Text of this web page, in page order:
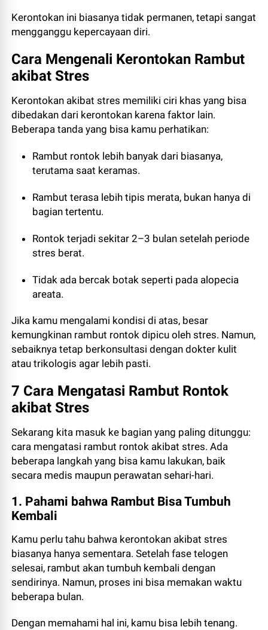
Kerontokan ini biasanya tidak permanen, tetapi sangat
mengganggu kepercayaan diri.
Cara Mengenali Kerontokan Rambut
akibat Stres
Kerontokan akibat stres memiliki ciri khas yang bisa
dibedakan dari kerontokan karena faktor lain.
Beberapa tanda yang bisa kamu perhatikan:
Rambut rontok lebih banyak dari biasanya,
terutama saat keramas.
Rambut terasa lebih tipis merata, bukan hanya di
bagian tertentu.
Rontok terjadi sekitar 2–3 bulan setelah periode
stres berat.
Tidak ada bercak botak seperti pada alopecia
areata.
Jika kamu mengalami kondisi di atas, besar
kemungkinan rambut rontok dipicu oleh stres. Namun,
sebaiknya tetap berkonsultasi dengan dokter kulit
atau trikologis agar lebih pasti.
7 Cara Mengatasi Rambut Rontok
akibat Stres
Sekarang kita masuk ke bagian yang paling ditunggu:
cara mengatasi rambut rontok akibat stres. Ada
beberapa langkah yang bisa kamu lakukan, baik
secara medis maupun perawatan sehari-hari.
1. Pahami bahwa Rambut Bisa Tumbuh
Kembali
Kamu perlu tahu bahwa kerontokan akibat stres
biasanya hanya sementara. Setelah fase telogen
selesai, rambut akan tumbuh kembali dengan
sendirinya. Namun, proses ini bisa memakan waktu
beberapa bulan.
Dengan memahami hal ini, kamu bisa lebih tenang.